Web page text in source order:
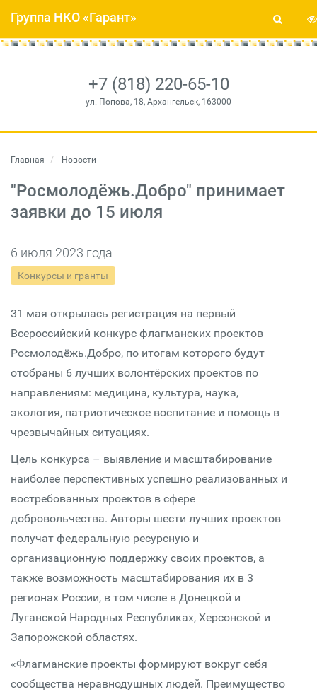
+7 (818) 220-65-10
ул. Попова, 18, Архангельск, 163000
Группа НКО «Гарант»
Главная Новости
"Росмолодёжь.Добро" принимает
заявки до 15 июля
6 июля 2023 года
Конкурсы и гранты
31 мая открылась регистрация на первый
Всероссийский конкурс флагманских проектов
Росмолодёжь.Добро, по итогам которого будут
отобраны 6 лучших волонтёрских проектов по
направлениям: медицина, культура, наука,
экология, патриотическое воспитание и помощь в
чрезвычайных ситуациях.
Цель конкурса – выявление и масштабирование
наиболее перспективных успешно реализованных и
востребованных проектов в сфере
добровольчества. Авторы шести лучших проектов
получат федеральную ресурсную и
организационную поддержку своих проектов, а
также возможность масштабирования их в 3
регионах России, в том числе в Донецкой и
Луганской Народных Республиках, Херсонской и
Запорожской областях.
«Флагманские проекты формируют вокруг себя
сообщества неравнодушных людей. Преимущество